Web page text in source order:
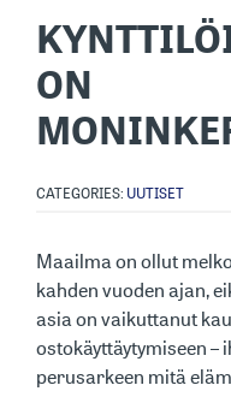
ON
CATEGORIES: UUTISET
Maailma on ollut
kahden vuoden ajan,
asia on vaikuttanut
ostokäyttäytymiseen –
perusarkeen mitä